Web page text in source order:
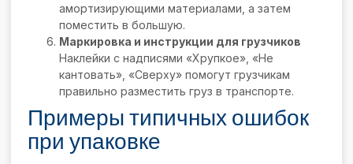
амортизирующими материалами, а затем
поместить в большую.
Маркировка и инструкции для грузчиков
Наклейки с надписями «Хрупкое», «Не
кантовать», «Сверху» помогут грузчикам
правильно разместить груз в транспорте.
Примеры типичных ошибок
при упаковке